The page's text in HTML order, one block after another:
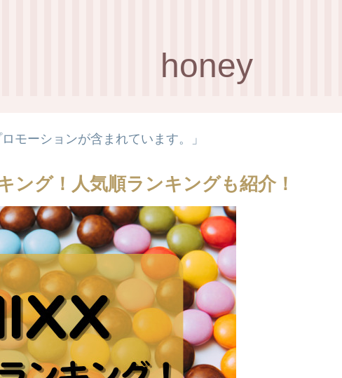
honey
モーションが含まれています。」
ング！人気順ランキングも紹介！